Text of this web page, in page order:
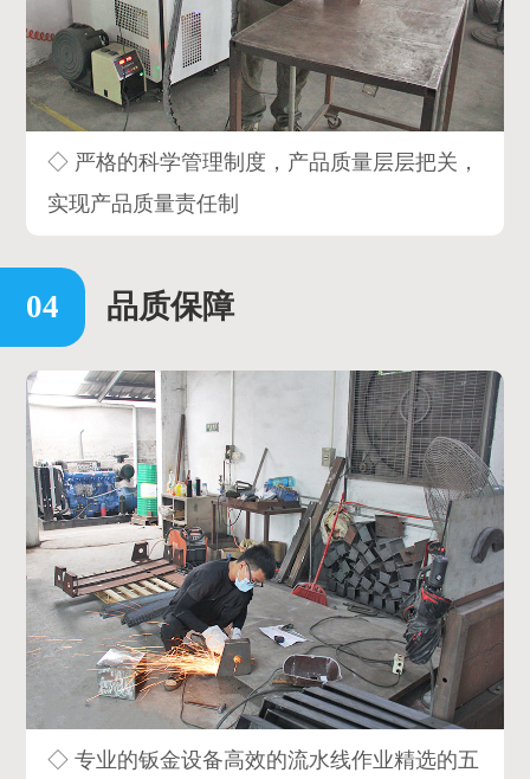
◇ 严格的科学管理制度，产品质量层层把关，
实现产品质量责任制
品质保障
◇ 专业的钣金设备高效的流水线作业精选的五